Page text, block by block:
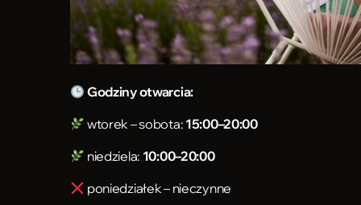
Godziny otwarcia:
wtorek – sobota: 15:00–20:00
niedziela: 10:00–20:00
poniedziałek – nieczynne